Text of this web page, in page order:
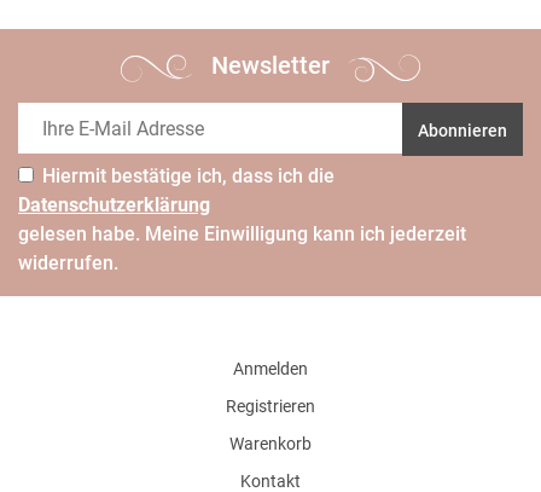
Newsletter
Abonnieren
Hiermit bestätige ich, dass ich die
Daten­schutz­erklärung
gelesen habe. Meine Einwilligung kann ich jederzeit
widerrufen.
Anmelden
Registrieren
Warenkorb
Kontakt